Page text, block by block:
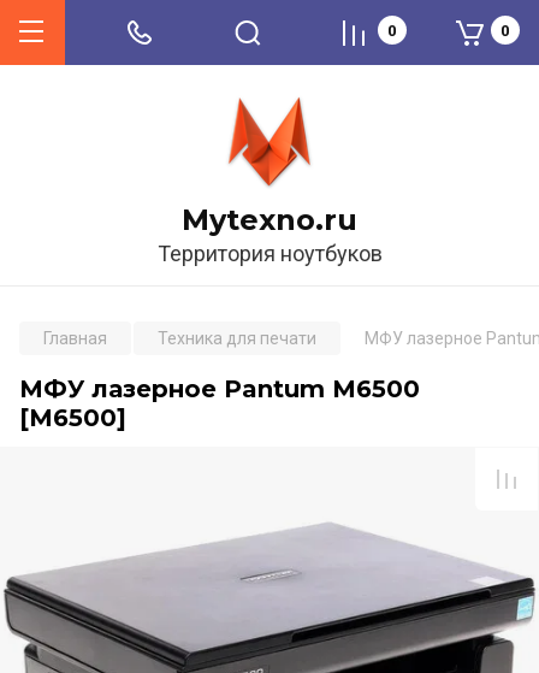
Mytexno.ru
Территория ноутбуков
0 0
Главная Техника для печати МФУ лазерное
МФУ лазерное Pantum M6500
[M6500]